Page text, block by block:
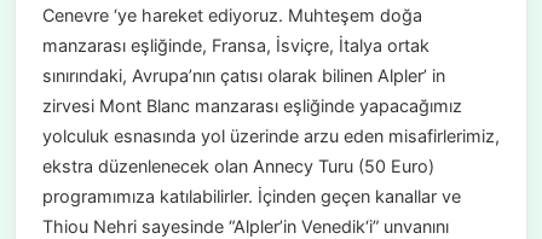
Cenevre ‘ye hareket ediyoruz. Muhteşem doğa
manzarası eşliğinde, Fransa, İsviçre, İtalya ortak
sınırındaki, Avrupa’nın çatısı olarak bilinen Alpler’ in
zirvesi Mont Blanc manzarası eşliğinde yapacağımız
yolculuk esnasında yol üzerinde arzu eden misafirlerimiz,
ekstra düzenlenecek olan Annecy Turu (50 Euro)
programımıza katılabilirler. İçinden geçen kanallar ve
Thiou Nehri sayesinde “Alpler’in Venedik‘i” unvanını